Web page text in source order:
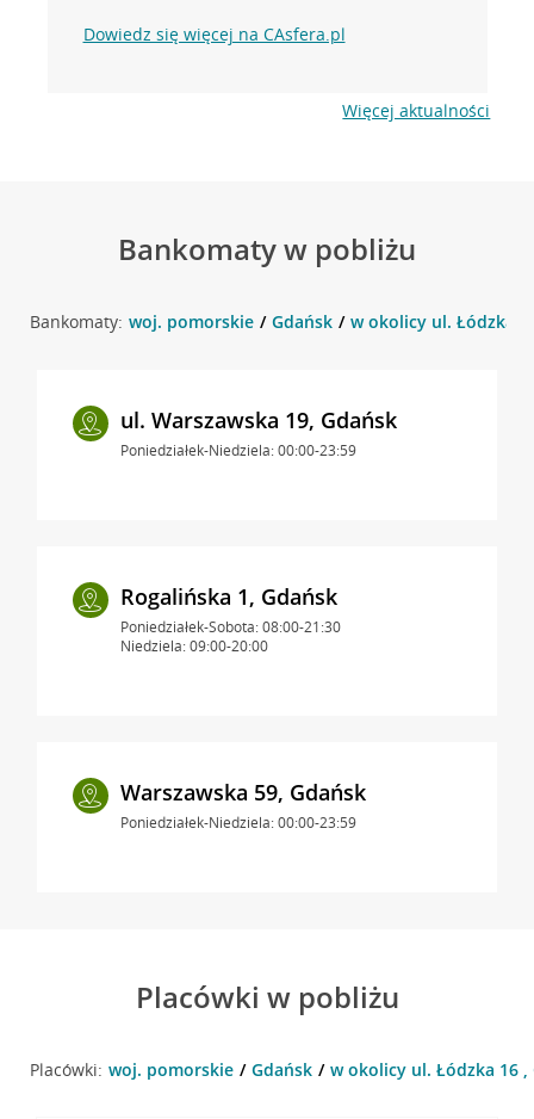
Dowiedz się więcej na CAsfera.pl
Więcej aktualności
Bankomaty w pobliżu
Bankomaty: woj. pomorskie Gdańsk w okolicy ul. Łódzka
ul. Warszawska 19, Gdańsk
Poniedziałek-Niedziela: 00:00-23:59
Rogalińska 1, Gdańsk
Poniedziałek-Sobota: 08:00-21:30
Niedziela: 09:00-20:00
Warszawska 59, Gdańsk
Poniedziałek-Niedziela: 00:00-23:59
Placówki w pobliżu
Placówki: woj. pomorskie Gdańsk w okolicy ul. Łódzka 16 ,